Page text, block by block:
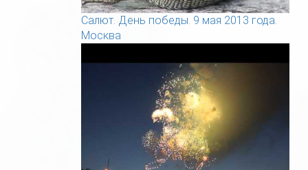
Салют. День победы. 9 мая 2013 года.
Москва